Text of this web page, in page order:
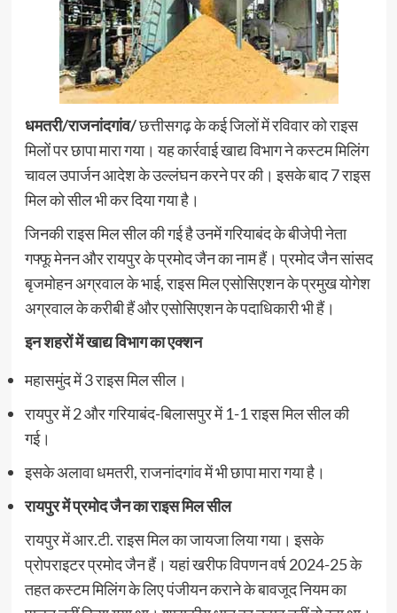
धमतरी/राजनांदगांव/छत्तीसगढ़ के कई जिलों में रविवार को राइस
मिलों पर छापा मारा गया। यह कार्रवाई खाद्य विभाग ने कस्टम मिलिंग
चावल उपार्जन आदेश के उल्लंघन करने पर की। इसके बाद 7 राइस
मिल को सील भी कर दिया गया है।
जिनकी राइस मिल सील की गई है उनमें गरियाबंद के बीजेपी नेता
गफ्फू मेनन और रायपुर के प्रमोद जैन का नाम हैं। प्रमोद जैन सांसद
बृजमोहन अग्रवाल के भाई, राइस मिल एसोसिएशन के प्रमुख योगेश
अग्रवाल के करीबी हैं और एसोसिएशन के पदाधिकारी भी हैं।
इन शहरों में खाद्य विभाग का एक्शन
महासमुंद में 3 राइस मिल सील।
रायपुर में 2 और गरियाबंद-बिलासपुर में 1-1 राइस मिल सील की
गई।
इसके अलावा धमतरी, राजनांदगांव में भी छापा मारा गया है।
रायपुर में प्रमोद जैन का राइस मिल सील
रायपुर में आर.टी. राइस मिल का जायजा लिया गया। इसके
प्रोपराइटर प्रमोद जैन हैं। यहां खरीफ विपणन वर्ष 2024-25 के
तहत कस्टम मिलिंग के लिए पंजीयन कराने के बावजूद नियम का